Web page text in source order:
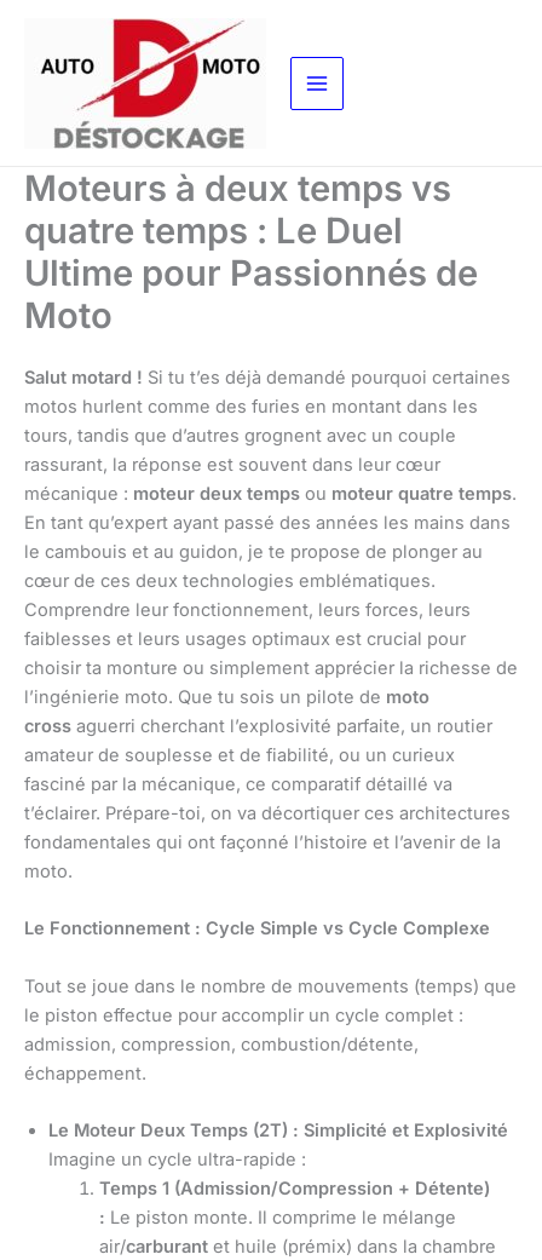
contenu
Moteurs à deux temps vs
quatre temps : Le Duel
Ultime pour Passionnés de
Moto
Salut motard ! Si tu t’es déjà demandé pourquoi certaines
motos hurlent comme des furies en montant dans les
tours, tandis que d’autres grognent avec un couple
rassurant, la réponse est souvent dans leur cœur
mécanique : moteur deux temps ou moteur quatre temps.
En tant qu’expert ayant passé des années les mains dans
le cambouis et au guidon, je te propose de plonger au
cœur de ces deux technologies emblématiques.
Comprendre leur fonctionnement, leurs forces, leurs
faiblesses et leurs usages optimaux est crucial pour
choisir ta monture ou simplement apprécier la richesse de
l’ingénierie moto. Que tu sois un pilote de moto
cross aguerri cherchant l’explosivité parfaite, un routier
amateur de souplesse et de fiabilité, ou un curieux
fasciné par la mécanique, ce comparatif détaillé va
t’éclairer. Prépare-toi, on va décortiquer ces architectures
fondamentales qui ont façonné l’histoire et l’avenir de la
moto.
Le Fonctionnement : Cycle Simple vs Cycle Complexe
Tout se joue dans le nombre de mouvements (temps) que
le piston effectue pour accomplir un cycle complet :
admission, compression, combustion/détente,
échappement.
Le Moteur Deux Temps (2T) : Simplicité et Explosivité
Imagine un cycle ultra-rapide :
Temps 1 (Admission/Compression + Détente)
: Le piston monte. Il comprime le mélange
air/carburantet huile (prémix) dans la chambre